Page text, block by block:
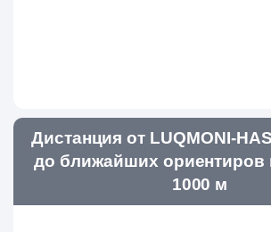
Дистанция от LUQMONI-
до ближайших ориентиров
1000 м